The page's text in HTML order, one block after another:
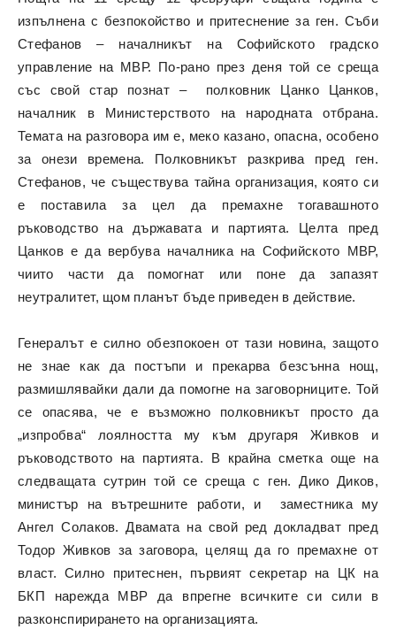
изпълнена с безпокойство и притеснение за ген. Съби
Стефанов – началникът на Софийското градско
управление на МВР. По-рано през деня той се среща
със свой стар познат – полковник Цанко Цанков,
началник в Министерството на народната отбрана.
Темата на разговора им е, меко казано, опасна, особено
за онези времена. Полковникът разкрива пред ген.
Стефанов, че съществува тайна организация, която си
е поставила за цел да премахне тогавашното
ръководство на държавата и партията. Целта пред
Цанков е да вербува началника на Софийското МВР,
чиито части да помогнат или поне да запазят
неутралитет, щом планът бъде приведен в действие.
Генералът е силно обезпокоен от тази новина, защото
не знае как да постъпи и прекарва безсънна нощ,
размишлявайки дали да помогне на заговорниците. Той
се опасява, че е възможно полковникът просто да
„изпробва“ лоялността му към другаря Живков и
ръководството на партията. В крайна сметка още на
следващата сутрин той се среща с ген. Дико Диков,
министър на вътрешните работи, и заместника му
Ангел Солаков. Двамата на свой ред докладват пред
Тодор Живков за заговора, целящ да го премахне от
власт. Силно притеснен, първият секретар на ЦК на
БКП нарежда МВР да впрегне всичките си сили в
разконспирирането на организацията.